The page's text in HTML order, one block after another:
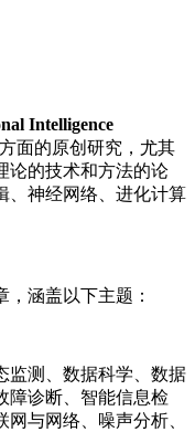
Intelligence
面的原创研究，尤其
论的技术和方法的论
、神经网络、进化计算
，涵盖以下主题：
监测、数据科学、数据
障诊断、智能信息检
与网络、噪声分析、